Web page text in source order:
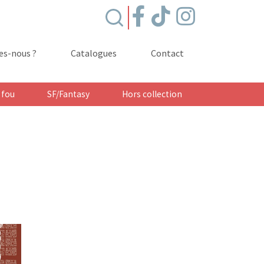
nous ? Catalogues Contact
SF/Fantasy Hors collection